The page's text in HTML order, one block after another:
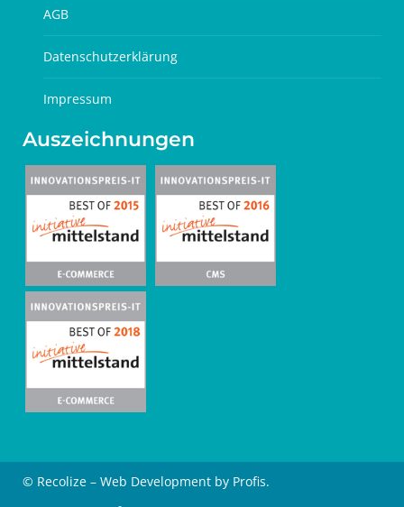
AGB
Datenschutzerklärung
Impressum
Auszeichnungen
© Recolize – Web Development by Profis.